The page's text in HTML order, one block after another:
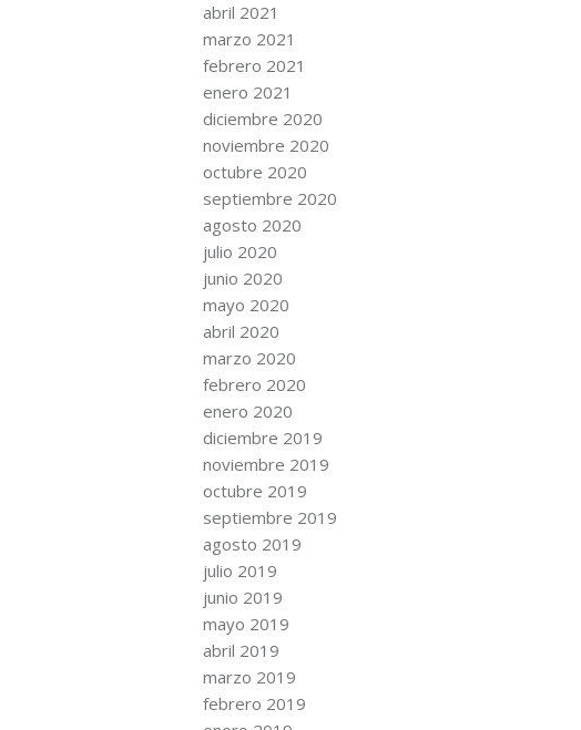
abril 2021
marzo 2021
febrero 2021
enero 2021
diciembre 2020
noviembre 2020
octubre 2020
septiembre 2020
agosto 2020
julio 2020
junio 2020
mayo 2020
abril 2020
marzo 2020
febrero 2020
enero 2020
diciembre 2019
noviembre 2019
octubre 2019
septiembre 2019
agosto 2019
julio 2019
junio 2019
mayo 2019
abril 2019
marzo 2019
febrero 2019